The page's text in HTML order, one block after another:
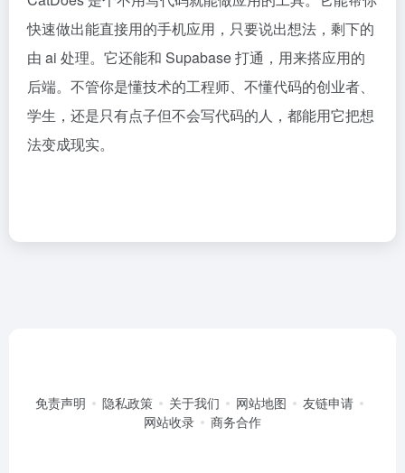
快速做出能直接用的手机应用，只要说出想法，剩下的
由 ai 处理。它还能和 Supabase 打通，用来搭应用的
后端。不管你是懂技术的工程师、不懂代码的创业者、
学生，还是只有点子但不会写代码的人，都能用它把想
法变成现实。
免责声明 隐私政策 关于我们 网站地图
友链申请
网站收录
商务合作